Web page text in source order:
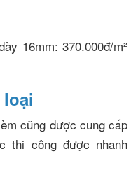
16mm: 370.000đ/m²
cũng được cung cấp
thi công được nhanh